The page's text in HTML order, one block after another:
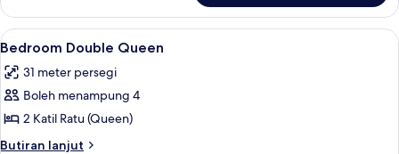
Lihat
semua
foto
untuk
Bedroom
Double
Peralatan tempat tidur
5
Bedroom Double Queen
31 meter persegi
Boleh menampung 4
2 Katil Ratu (Queen)
Butiran lanjut
Butiran